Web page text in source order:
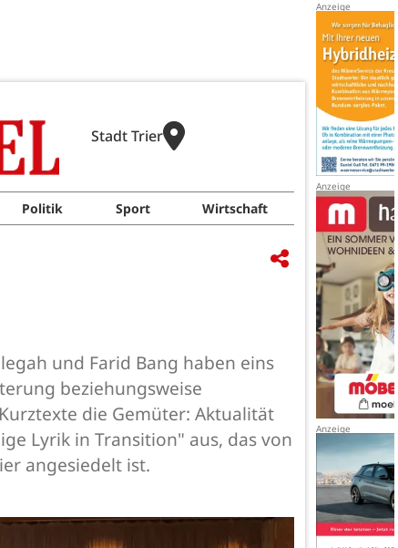
Stadt Trier
Politik Sport Wirtschaft
und Farid Bang haben eins
beziehungsweise
die Gemüter: Aktualität
Lyrik in Transition" aus, das von
angesiedelt ist.